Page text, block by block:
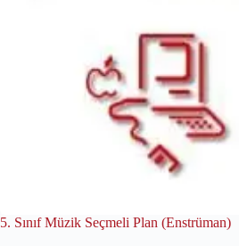
5. Sınıf Müzik Seçmeli Plan (Enstrüman)